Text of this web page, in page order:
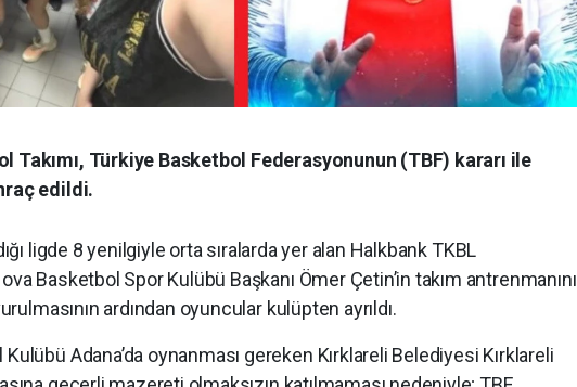
Takımı, Türkiye Basketbol Federasyonunun (TBF) kararı ile
edildi.
ligde 8 yenilgiyle orta sıralarda yer alan Halkbank TKBL
Basketbol Spor Kulübü Başkanı Ömer Çetin’in takım antrenmanını
ardından oyuncular kulüpten ayrıldı.
Adana’da oynanması gereken Kırklareli Belediyesi Kırklareli